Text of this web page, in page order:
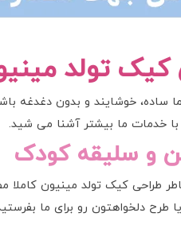
تولد
ساده، خوشایند و بدون
خدمات ما بیشتر آشنا می شید.
و سلیقه کودک
طراحی کیک تولد مینیون کاملا
دلخواهتون رو برای ما